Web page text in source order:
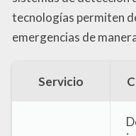
tecnologías permiten
emergencias de
Servicio